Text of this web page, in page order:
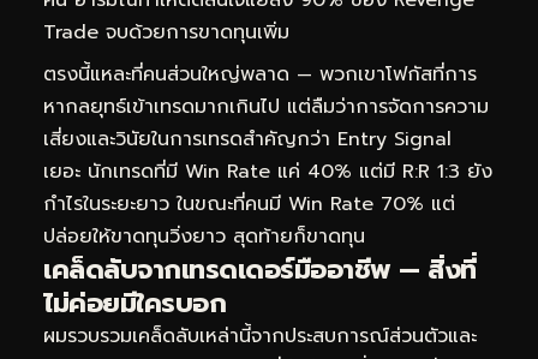
Trade จบด้วยการขาดทุนเพิ่ม
ตรงนี้แหละที่คนส่วนใหญ่พลาด — พวกเขาโฟกัสที่การ
หากลยุทธ์เข้าเทรดมากเกินไป แต่ลืมว่าการจัดการความ
เสี่ยงและวินัยในการเทรดสำคัญกว่า Entry Signal
เยอะ นักเทรดที่มี Win Rate แค่ 40% แต่มี R:R 1:3 ยัง
กำไรในระยะยาว ในขณะที่คนมี Win Rate 70% แต่
ปล่อยให้ขาดทุนวิ่งยาว สุดท้ายก็ขาดทุน
เคล็ดลับจากเทรดเดอร์มืออาชีพ — สิ่งที่
ไม่ค่อยมีใครบอก
ผมรวบรวมเคล็ดลับเหล่านี้จากประสบการณ์ส่วนตัวและ